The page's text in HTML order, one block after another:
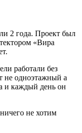
2 года. Проект был
«Вира
работали без
не одноэтажный а
и каждый день он
не хотим